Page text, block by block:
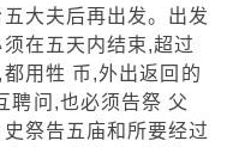
大夫后再出发。出发
在五天内结束,超过
用牲 币,外出返回的
聘问,也必须告祭 父
祭告五庙和所要经过